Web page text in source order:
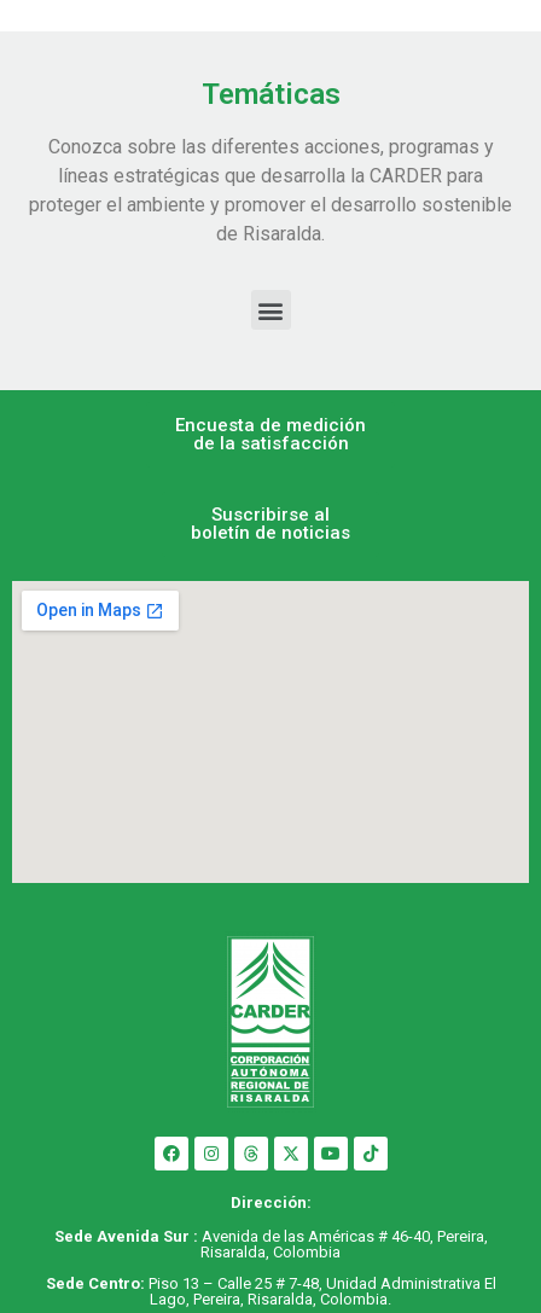
Temáticas
Conozca sobre las diferentes acciones, programas y
líneas estratégicas que desarrolla la CARDER para
proteger el ambiente y promover el desarrollo sostenible
de Risaralda.
Encuesta de medición
de la satisfacción
Suscribirse al
boletín de noticias
Dirección:
Sede Avenida Sur : Avenida de las Américas # 46-40, Pereira,
Risaralda, Colombia
Sede Centro: Piso 13 – Calle 25 # 7-48, Unidad Administrativa El
Lago, Pereira, Risaralda, Colombia.